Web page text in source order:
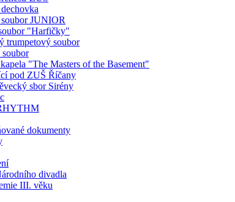
JUNIOR
"Harfičky"
trumpetový soubor
"The Masters of the Basement"
pod ZUŠ Říčany
sbor Sirény
dokumenty
divadla
III. věku